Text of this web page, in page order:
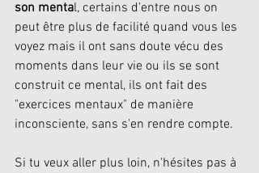
son mental, certains d'entre nous on
peut être plus de facilité quand vous les
voyez mais il ont sans doute vécu des
moments dans leur vie ou ils se sont
construit ce mental, ils ont fait des
"exercices mentaux" de manière
inconsciente, sans s'en rendre compte.
Si tu veux aller plus loin, n'hésites pas à